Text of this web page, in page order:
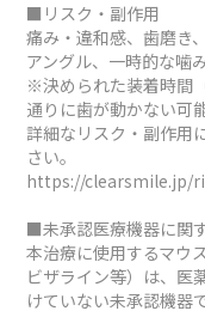
■リスク・副作用
痛み・違和感、歯磨き
アングル、一時的な噛
※決められた装着時間
通りに歯が動かない可
詳細なリスク・副作用
さい。
https://clearsmile.jp/
■未承認医療機器に関
本治療に使用するマウ
ビザライン等）は、医
けていない未承認機器で